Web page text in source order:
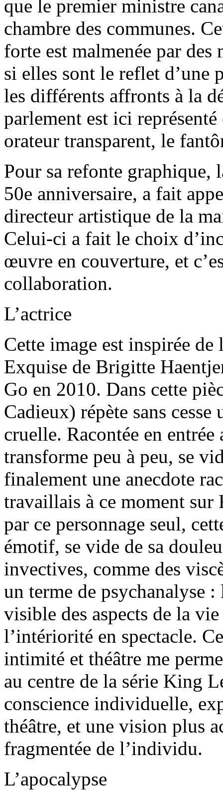
que le premier ministre
chambre des communes.
forte est malmenée par
si elles sont le reflet d’une
les différents affronts à la
parlement est ici
orateur transparent, le
Pour sa refonte graphique,
50e anniversaire, a fait
directeur artistique de la
Celui-ci a fait le choix
œuvre en couverture, et
collaboration.
L’actrice
Cette image est inspirée
Exquise de Brigitte
Go en 2010. Dans cette
Cadieux) répète sans
cruelle. Racontée en
transforme peu à peu, se
finalement une anecdote
travaillais à ce moment
par ce personnage seul,
émotif, se vide de sa
invectives, comme des
un terme de psychanalyse
visible des aspects de la
l’intériorité en spectacle.
intimité et théâtre me
au centre de la série King
conscience individuelle,
théâtre, et une vision plus
fragmentée de l’individu.
L’apocalypse